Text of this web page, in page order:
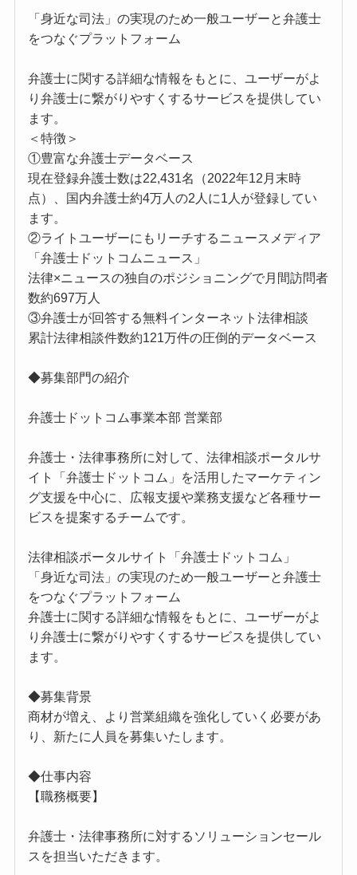
「身近な司法」の実現のため一般ユーザーと弁護士
をつなぐプラットフォーム
弁護士に関する詳細な情報をもとに、ユーザーがよ
り弁護士に繋がりやすくするサービスを提供してい
ます。
＜特徴＞
①豊富な弁護士データベース
現在登録弁護士数は22,431名（2022年12月末時
点）、国内弁護士約4万人の2人に1人が登録してい
ます。
②ライトユーザーにもリーチするニュースメディア
「弁護士ドットコムニュース」
法律×ニュースの独自のポジショニングで月間訪問者
数約697万人
③弁護士が回答する無料インターネット法律相談
累計法律相談件数約121万件の圧倒的データベース
◆募集部門の紹介
弁護士ドットコム事業本部 営業部
弁護士・法律事務所に対して、法律相談ポータルサ
イト「弁護士ドットコム」を活用したマーケティン
グ支援を中心に、広報支援や業務支援など各種サー
ビスを提案するチームです。
法律相談ポータルサイト「弁護士ドットコム」
「身近な司法」の実現のため一般ユーザーと弁護士
をつなぐプラットフォーム
弁護士に関する詳細な情報をもとに、ユーザーがよ
り弁護士に繋がりやすくするサービスを提供してい
ます。
◆募集背景
商材が増え、より営業組織を強化していく必要があ
り、新たに人員を募集いたします。
◆仕事内容
【職務概要】
弁護士・法律事務所に対するソリューションセール
スを担当いただきます。